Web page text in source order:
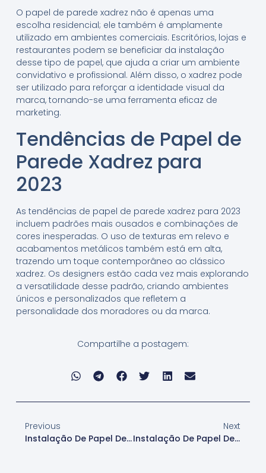
O papel de parede xadrez não é apenas uma
escolha residencial; ele também é amplamente
utilizado em ambientes comerciais. Escritórios, lojas e
restaurantes podem se beneficiar da instalação
desse tipo de papel, que ajuda a criar um ambiente
convidativo e profissional. Além disso, o xadrez pode
ser utilizado para reforçar a identidade visual da
marca, tornando-se uma ferramenta eficaz de
marketing.
Tendências de Papel de
Parede Xadrez para
2023
As tendências de papel de parede xadrez para 2023
incluem padrões mais ousados e combinações de
cores inesperadas. O uso de texturas em relevo e
acabamentos metálicos também está em alta,
trazendo um toque contemporâneo ao clássico
xadrez. Os designers estão cada vez mais explorando
a versatilidade desse padrão, criando ambientes
únicos e personalizados que refletem a
personalidade dos moradores ou da marca.
Compartilhe a postagem:
Previous
Instalação De Papel De Parede Xadrez Para Lojas Em Alphaville
Next
Instalação De Papel De Parede Xadrez Para Decoração Em Alphaville